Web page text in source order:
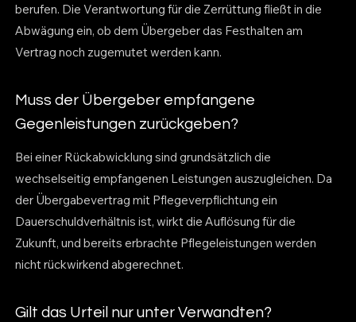
berufen. Die Verantwortung für die Zerrüttung fließt in die
Abwägung ein, ob dem Übergeber das Festhalten am
Vertrag noch zugemutet werden kann.
Muss der Übergeber empfangene
Gegenleistungen zurückgeben?
Bei einer Rückabwicklung sind grundsätzlich die
wechselseitig empfangenen Leistungen auszugleichen. Da
der Übergabevertrag mit Pflegeverpflichtung ein
Dauerschuldverhältnis ist, wirkt die Auflösung für die
Zukunft, und bereits erbrachte Pflegeleistungen werden
nicht rückwirkend abgerechnet.
Gilt das Urteil nur unter Verwandten?